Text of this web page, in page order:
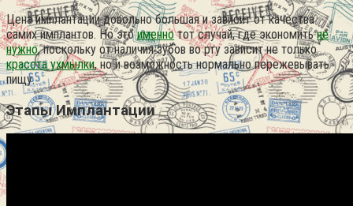
Цена имплантации довольно большая и зависит от качества
самих имплантов. Но этоименнотот случай, где экономитьне
нужно, поскольку от наличия зубов во рту зависит не только
красота ухмылки, но и возможность нормально пережевывать
пищу.
Этапы Имплантации